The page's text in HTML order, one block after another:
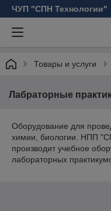
ЧУП "СПН Технологии"
Товары и услуги
Лабраторные
Оборудование для
химии, биологии. НПП
производит учебное
лабораторных